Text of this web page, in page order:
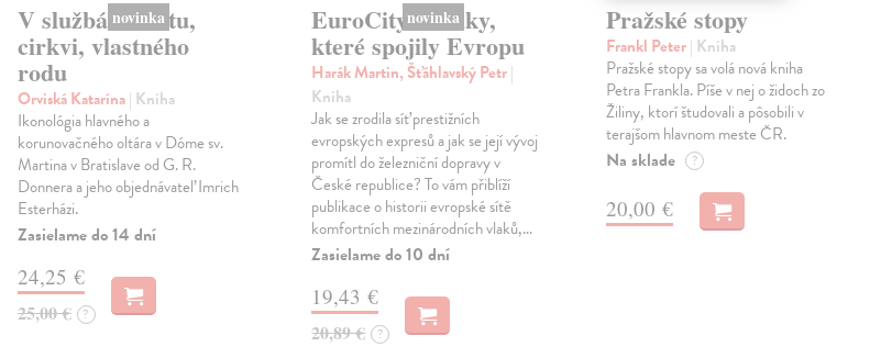
novinka
V službách štátu,
cirkvi, vlastného
rodu
Orviská Katarína| Kniha
Ikonológia hlavného a
korunovačného oltára v Dóme sv.
Martina v Bratislave od G. R.
Donnera a jeho objednávateľ Imrich
Esterházi.
Zasielame do 14 dní
24,25 €
25,00 € ?
EuroCity - Vlaky,
které spojily Evropu
Harák Martin, Šťáhlavský Petr|
Kniha
Jak se zrodila síť prestižních
evropských expresů a jak se její vývoj
promítl do železniční dopravy v
České republice? To vám přiblíží
publikace o historii evropské sítě
komfortních mezinárodních vlaků,…
Zasielame do 10 dní
19,43 €
20,89 € ?
Pražské stopy
Frankl Peter| Kniha
Pražské stopy sa volá nová kniha
Petra Frankla. Píše v nej o židoch zo
Žiliny, ktorí študovali a pôsobili v
terajšom hlavnom meste ČR.
Na sklade ?
20,00 €